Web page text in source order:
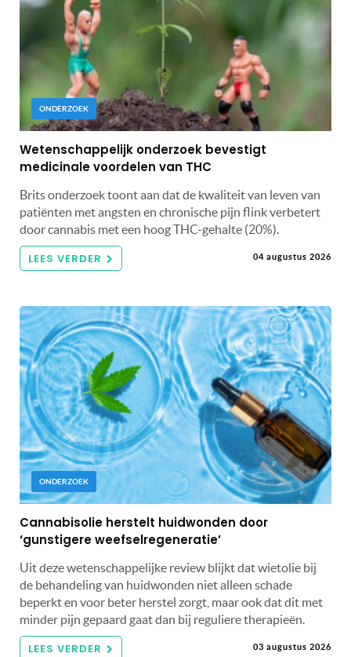
ONDERZOEK
Wetenschappelijk onderzoek bevestigt
medicinale voordelen van THC
Brits onderzoek toont aan dat de kwaliteit van leven van
patiënten met angsten en chronische pijn flink verbetert
door cannabis met een hoog THC-gehalte (20%).
LEES VERDER 04 augustus 2026
ONDERZOEK
Cannabisolie herstelt huidwonden door
‘gunstigere weefselregeneratie’
Uit deze wetenschappelijke review blijkt dat wietolie bij
de behandeling van huidwonden niet alleen schade
beperkt en voor beter herstel zorgt, maar ook dat dit met
minder pijn gepaard gaat dan bij reguliere therapieën.
LEES VERDER 03 augustus 2026